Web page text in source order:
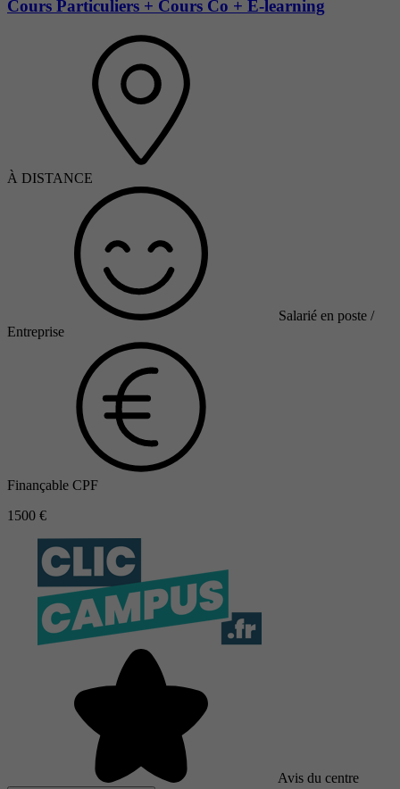
Cours Particuliers + Cours Co + E-learning
À DISTANCE
Salarié en poste /
Entreprise
Finançable CPF
1500 €
Avis du centre